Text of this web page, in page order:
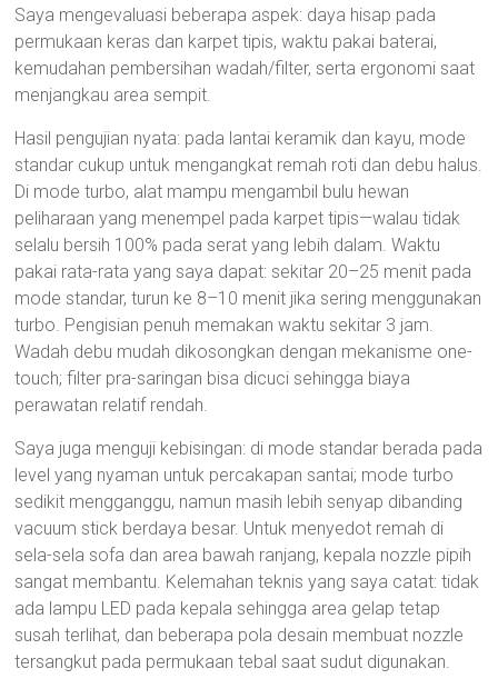
Saya mengevaluasi beberapa aspek: daya hisap pada
permukaan keras dan karpet tipis, waktu pakai baterai,
kemudahan pembersihan wadah/filter, serta ergonomi saat
menjangkau area sempit.
Hasil pengujian nyata: pada lantai keramik dan kayu, mode
standar cukup untuk mengangkat remah roti dan debu halus.
Di mode turbo, alat mampu mengambil bulu hewan
peliharaan yang menempel pada karpet tipis—walau tidak
selalu bersih 100% pada serat yang lebih dalam. Waktu
pakai rata-rata yang saya dapat: sekitar 20–25 menit pada
mode standar, turun ke 8–10 menit jika sering menggunakan
turbo. Pengisian penuh memakan waktu sekitar 3 jam.
Wadah debu mudah dikosongkan dengan mekanisme one-
touch; filter pra-saringan bisa dicuci sehingga biaya
perawatan relatif rendah.
Saya juga menguji kebisingan: di mode standar berada pada
level yang nyaman untuk percakapan santai; mode turbo
sedikit mengganggu, namun masih lebih senyap dibanding
vacuum stick berdaya besar. Untuk menyedot remah di
sela-sela sofa dan area bawah ranjang, kepala nozzle pipih
sangat membantu. Kelemahan teknis yang saya catat: tidak
ada lampu LED pada kepala sehingga area gelap tetap
susah terlihat, dan beberapa pola desain membuat nozzle
tersangkut pada permukaan tebal saat sudut digunakan.